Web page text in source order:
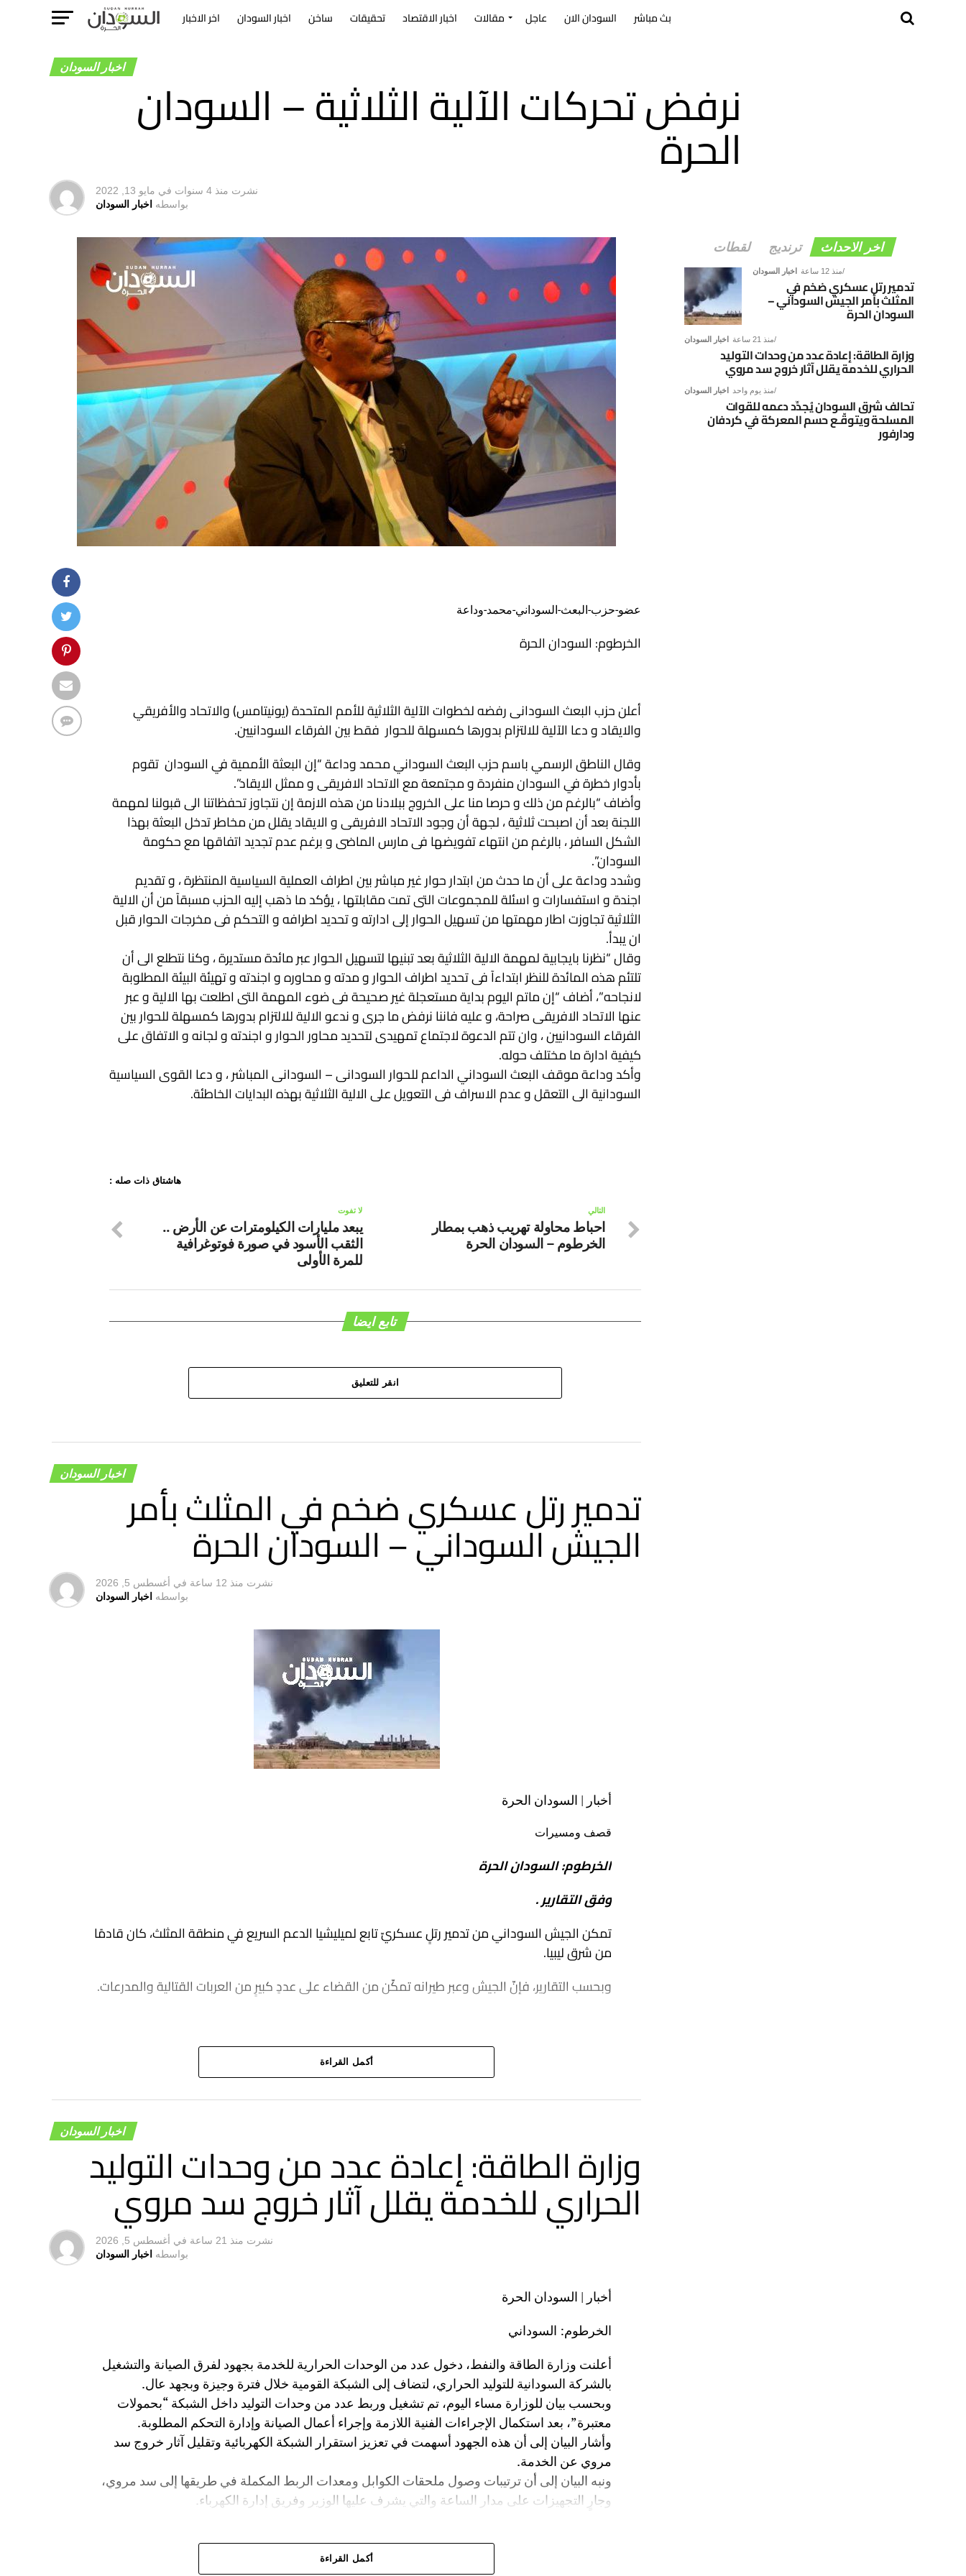
بث مباشر السودان الان عاجل مقالات اخبار الاقتصاد تحقيقات ساخن اخبار السودان اخر الاخبار
اخبار السودان
نرفض تحركات الآلية الثلاثية – السودان
الحرة
نشرت منذ 4 سنوات في مايو 13, 2022
بواسطه اخبار السودان
عضو-حزب-البعث-السوداني-محمد-وداعة
الخرطوم: السودان الحرة
أعلن حزب البعث السودانى رفضه لخطوات الآلية الثلاثية للأمم المتحدة (يونيتامس) والاتحاد والأفريقي
والايقاد و دعا الآلية للالتزام بدورها كمسهلة للحوار فقط بين الفرقاء السودانيين.
وقال الناطق الرسمي باسم حزب البعث السوداني محمد وداعة “إن البعثة الأممية في السودان تقوم
بأدوار خطرة في السودان منفردة و مجتمعة مع الاتحاد الافريقى و ممثل الايقاد”.
وأضاف “بالرغم من ذلك و حرصا منا على الخروج ببلادنا من هذه الازمة إن نتجاوز تحفظاتنا الى قبولنا لمهمة
اللجنة بعد أن اصبحت ثلاثية ، لجهة أن وجود الاتحاد الافريقى و الايقاد يقلل من مخاطر تدخل البعثة بهذا
الشكل السافر ، بالرغم من انتهاء تفويضها فى مارس الماضى و برغم عدم تجديد اتفاقها مع حكومة
السودان”.
وشدد وداعة على أن ما حدث من ابتدار حوار غير مباشر بين اطراف العملية السياسية المنتظرة ، و تقديم
اجندة و استفسارات و اسئلة للمجموعات التى تمت مقابلتها ، يؤكد ما ذهب إليه الحزب مسبقآ من أن الالية
الثلاثية تجاوزت اطار مهمتها من تسهيل الحوار إلى ادارته و تحديد اطرافه و التحكم فى مخرجات الحوار قبل
ان يبدأ.
وقال “نظرنا بايجابية لمهمة الالية الثلاثية بعد تبنيها لتسهيل الحوار عبر مائدة مستديرة ، وكنا نتطلع الى أن
تلتئم هذه المائدة للنظر ابتداءآ فى تحديد اطراف الحوار و مدته و محاوره و اجندته و تهيئة البيئة المطلوبة
لانجاحه”، أضاف “إن ماتم اليوم بداية مستعجلة غير صحيحة فى ضوء المهمة التى اطلعت بها الالية و عبر
عنها الاتحاد الافريقى صراحة، و عليه فاننا نرفض ما جرى و ندعو الالية للالتزام بدورها كمسهلة للحوار بين
الفرقاء السودانيين ، وان تتم الدعوة لاجتماع تمهيدى لتحديد محاور الحوار و اجندته و لجانه و الاتفاق على
كيفية ادارة ما مختلف حوله.
وأكد وداعة موقف البعث السوداني الداعم للحوار السودانى – السودانى المباشر ، و دعا القوى السياسية
السودانية الى التعقل و عدم الاسراف فى التعويل على الالية الثلاثية بهذه البدايات الخاطئة.
هاشتاق ذات صله :
التالي
احباط محاولة تهريب ذهب بمطار
الخرطوم – السودان الحرة
لا تفوت
يبعد مليارات الكيلومترات عن الأرض ..
الثقب الأسود في صورة فوتوغرافية
للمرة الأولى
تابع ايضا
انقر للتعليق
اخبار السودان
تدمير رتل عسكري ضخم في المثلث بأمر
الجيش السوداني – السودان الحرة
نشرت منذ 12 ساعة في أغسطس 5, 2026
بواسطه اخبار السودان
أخبار | السودان الحرة
قصف ومسيرات
الخرطوم: السودان الحرة
وفق التقارير .
تمكن الجيش السوداني من تدمير رتلٍ عسكريّ تابع لميليشيا الدعم السريع في منطقة المثلث، كان قادمًا
من شرق ليبيا.
وبحسب التقارير، فإنّ الجيش وعبر طيرانه تمكّن من القضاء على عددٍ كبيرٍ من العربات القتالية والمدرعات.
أكمل القراءة
اخبار السودان
وزارة الطاقة: إعادة عدد من وحدات التوليد
الحراري للخدمة يقلل آثار خروج سد مروي
نشرت منذ 21 ساعة في أغسطس 5, 2026
بواسطه اخبار السودان
أخبار | السودان الحرة
الخرطوم: السوداني
أعلنت وزارة الطاقة والنفط، دخول عدد من الوحدات الحرارية للخدمة بجهود لفرق الصيانة والتشغيل
بالشركة السودانية للتوليد الحراري، لتضاف إلى الشبكة القومية خلال فترة وجيزة وبجهد عال.
وبحسب بيان للوزارة مساء اليوم، تم تشغيل وربط عدد من وحدات التوليد داخل الشبكة “بحمولات
معتبرة”، بعد استكمال الإجراءات الفنية اللازمة وإجراء أعمال الصيانة وإدارة التحكم المطلوبة.
​وأشار البيان إلى أن هذه الجهود أسهمت في تعزيز استقرار الشبكة الكهربائية وتقليل آثار خروج سد
مروي عن الخدمة.
ونبه البيان إلى أن ترتيبات وصول ملحقات الكوابل ومعدات الربط المكملة في طريقها إلى سد مروي،
وجارٍ التجهيزات على مدار الساعة والتي يشرف عليها الوزير وفريق إدارة الكهرباء.
أكمل القراءة
اخر الاحداث ترنديج لقطات
اخبار السودان منذ 12 ساعة
تدمير رتل عسكري ضخم في
المثلث بأمر الجيش السوداني –
السودان الحرة
اخبار السودان منذ 21 ساعة
وزارة الطاقة: إعادة عدد من وحدات التوليد
الحراري للخدمة يقلل آثار خروج سد مروي
اخبار السودان منذ يوم واحد
تحالف شرق السودان يُجدِّد دعمه للقوات
المسلحة ويتوقّـع حسم المعركة في كردفان
ودارفور